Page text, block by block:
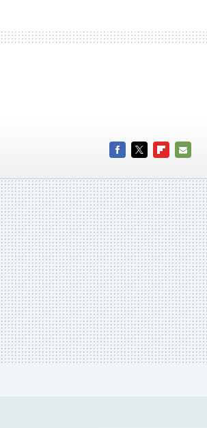
MAIL